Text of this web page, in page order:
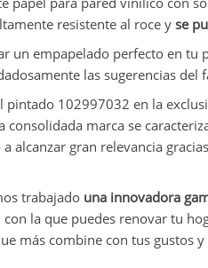
resistente al roce y se
un empapelado perfecto en tu
las sugerencias del
pintado 102997032 en la
consolidada marca se
alcanzar gran relevancia
trabajado una innovadora
la que puedes renovar tu
más combine con tus gustos y